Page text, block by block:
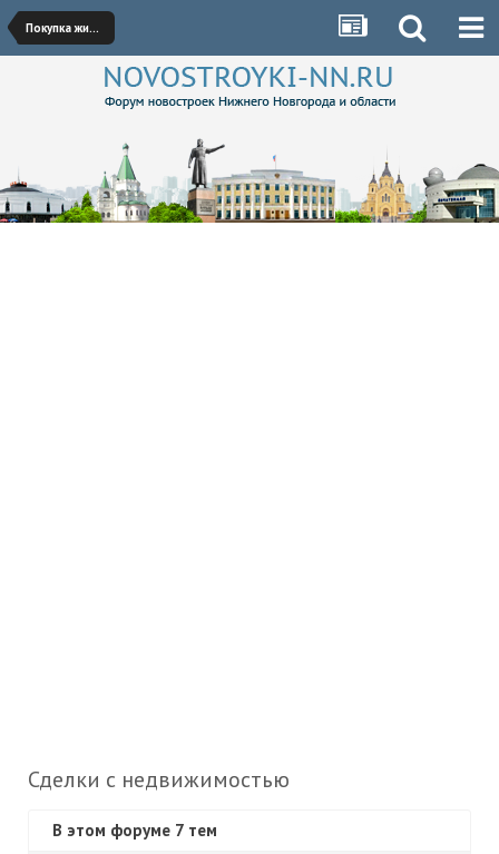
Покупка жилья
Сделки с недвижимостью
В этом форуме 7 тем